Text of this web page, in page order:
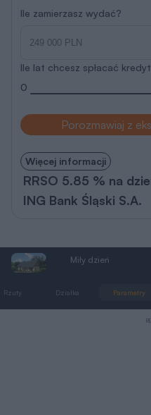
Ile zamierzasz wydać?
Ile lat chcesz spłacać
0
Porozmawiaj z
Więcej informacji
RRSO 5.85 % na
ING Bank Śląski S.A.
Miły dzień
Rzuty Działka Parametry